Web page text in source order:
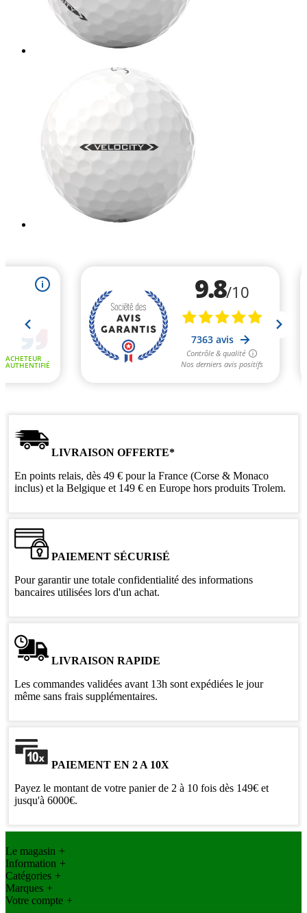
LIVRAISON OFFERTE*
En points relais, dès 49 € pour la France (Corse & Monaco
inclus) et la Belgique et 149 € en Europe hors produits Trolem.
PAIEMENT SÉCURISÉ
Pour garantir une totale confidentialité des informations
bancaires utilisées lors d'un achat.
LIVRAISON RAPIDE
Les commandes validées avant 13h sont expédiées le jour
même sans frais supplémentaires.
PAIEMENT EN 2 A 10X
Payez le montant de votre panier de 2 à 10 fois dès 149€ et
jusqu'à 6000€.
Le magasin +
Information +
Catégories +
Marques +
Votre compte +